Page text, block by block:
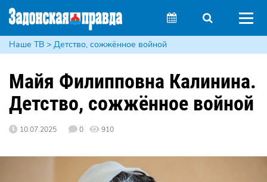
Наше ТВ > Детство, сожжённое войной
Майя Филипповна Калинина.
Детство, сожжённое войной
10.07.2025 0 910